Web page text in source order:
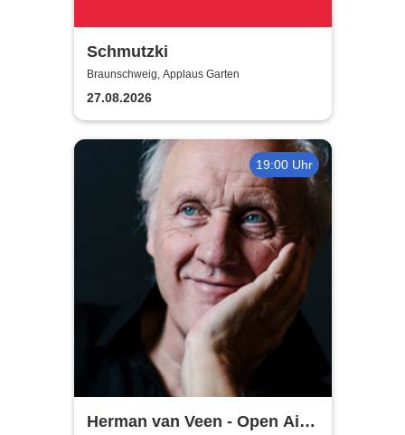
Schmutzki
Braunschweig, Applaus Garten
27.08.2026
19:00 Uhr
Herman van Veen - Open Air